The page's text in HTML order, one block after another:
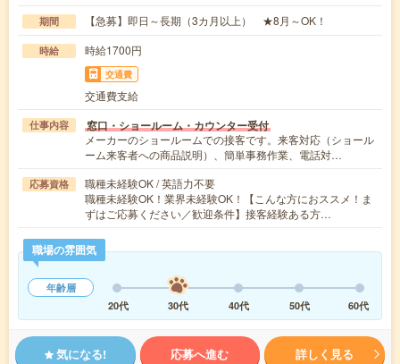
期間 【急募】即日～長期（3カ月以上） ★8月～OK！
時給 時給1700円
交通費
交通費支給
仕事内容 窓口・ショールーム・カウンター受付
メーカーのショールームでの接客です。来客対応（ショール
ーム来客者への商品説明）、簡単事務作業、電話対…
応募資格
職種未経験OK / 英語力不要
職種未経験OK！業界未経験OK！【こんな方におススメ！ま
ずはご応募ください／歓迎条件】接客経験ある方…
職場の雰囲気
年齢層
20代
30代 40代 50代 60代
気になる! 応募へ進む 詳しく見る